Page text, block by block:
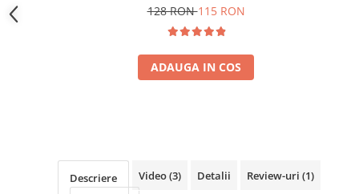
128 RON115 RON
ADAUGA IN COS
Descriere Video(3) Detalii Review-uri (1)